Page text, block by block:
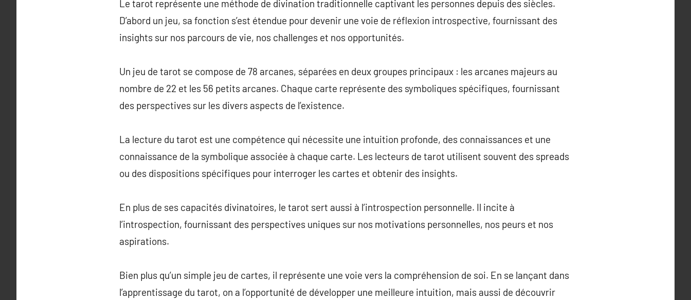
Le tarot représente une méthode de divination traditionnelle captivant les personnes depuis des siècles.
D’abord un jeu, sa fonction s’est étendue pour devenir une voie de réflexion introspective, fournissant des
insights sur nos parcours de vie, nos challenges et nos opportunités.
Un jeu de tarot se compose de 78 arcanes, séparées en deux groupes principaux : les arcanes majeurs au
nombre de 22 et les 56 petits arcanes. Chaque carte représente des symboliques spécifiques, fournissant
des perspectives sur les divers aspects de l’existence.
La lecture du tarot est une compétence qui nécessite une intuition profonde, des connaissances et une
connaissance de la symbolique associée à chaque carte. Les lecteurs de tarot utilisent souvent des spreads
ou des dispositions spécifiques pour interroger les cartes et obtenir des insights.
En plus de ses capacités divinatoires, le tarot sert aussi à l’introspection personnelle. Il incite à
l’introspection, fournissant des perspectives uniques sur nos motivations personnelles, nos peurs et nos
aspirations.
Bien plus qu’un simple jeu de cartes, il représente une voie vers la compréhension de soi. En se lançant dans
l’apprentissage du tarot, on a l’opportunité de développer une meilleure intuition, mais aussi de découvrir